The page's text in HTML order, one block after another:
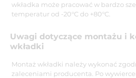
wkładka może pracować w bardzo
temperatur od -20°C do +80°C.
Uwagi dotyczące montażu i
wkładki
Montaż wkładki należy wykonać
zaleceniami producenta. Po